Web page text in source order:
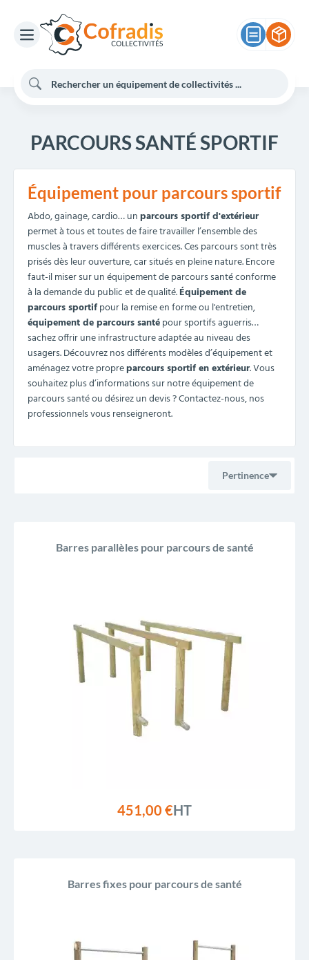
PARCOURS SANTÉ SPORTIF
Équipement pour parcours sportif
Abdo, gainage, cardio… unparcours sportif d'extérieur
permet à tous et toutes de faire travailler l’ensemble des
muscles à travers différents exercices. Ces parcours sont très
prisés dès leur ouverture, car situés en pleine nature. Encore
faut-il miser sur un équipement de parcours santé conforme
à la demande du public et de qualité.Équipement de
parcours sportifpour la remise en forme ou l'entretien,
équipement de parcours santépour sportifs aguerris…
sachez offrir une infrastructure adaptée au niveau des
usagers. Découvrez nos différents modèles d’équipement et
aménagez votre propreparcours sportif en extérieur. Vous
souhaitez plus d’informations sur notre équipement de
parcours santé ou désirez un devis ? Contactez-nous, nos
professionnels vous renseigneront.
Pertinence
Pertinence
Prix, croissant
Prix, décroissant
Reference, A to Z
Reference, Z to A
Barres parallèles pour parcours de santé
451,00 €HT
Barres fixes pour parcours de santé